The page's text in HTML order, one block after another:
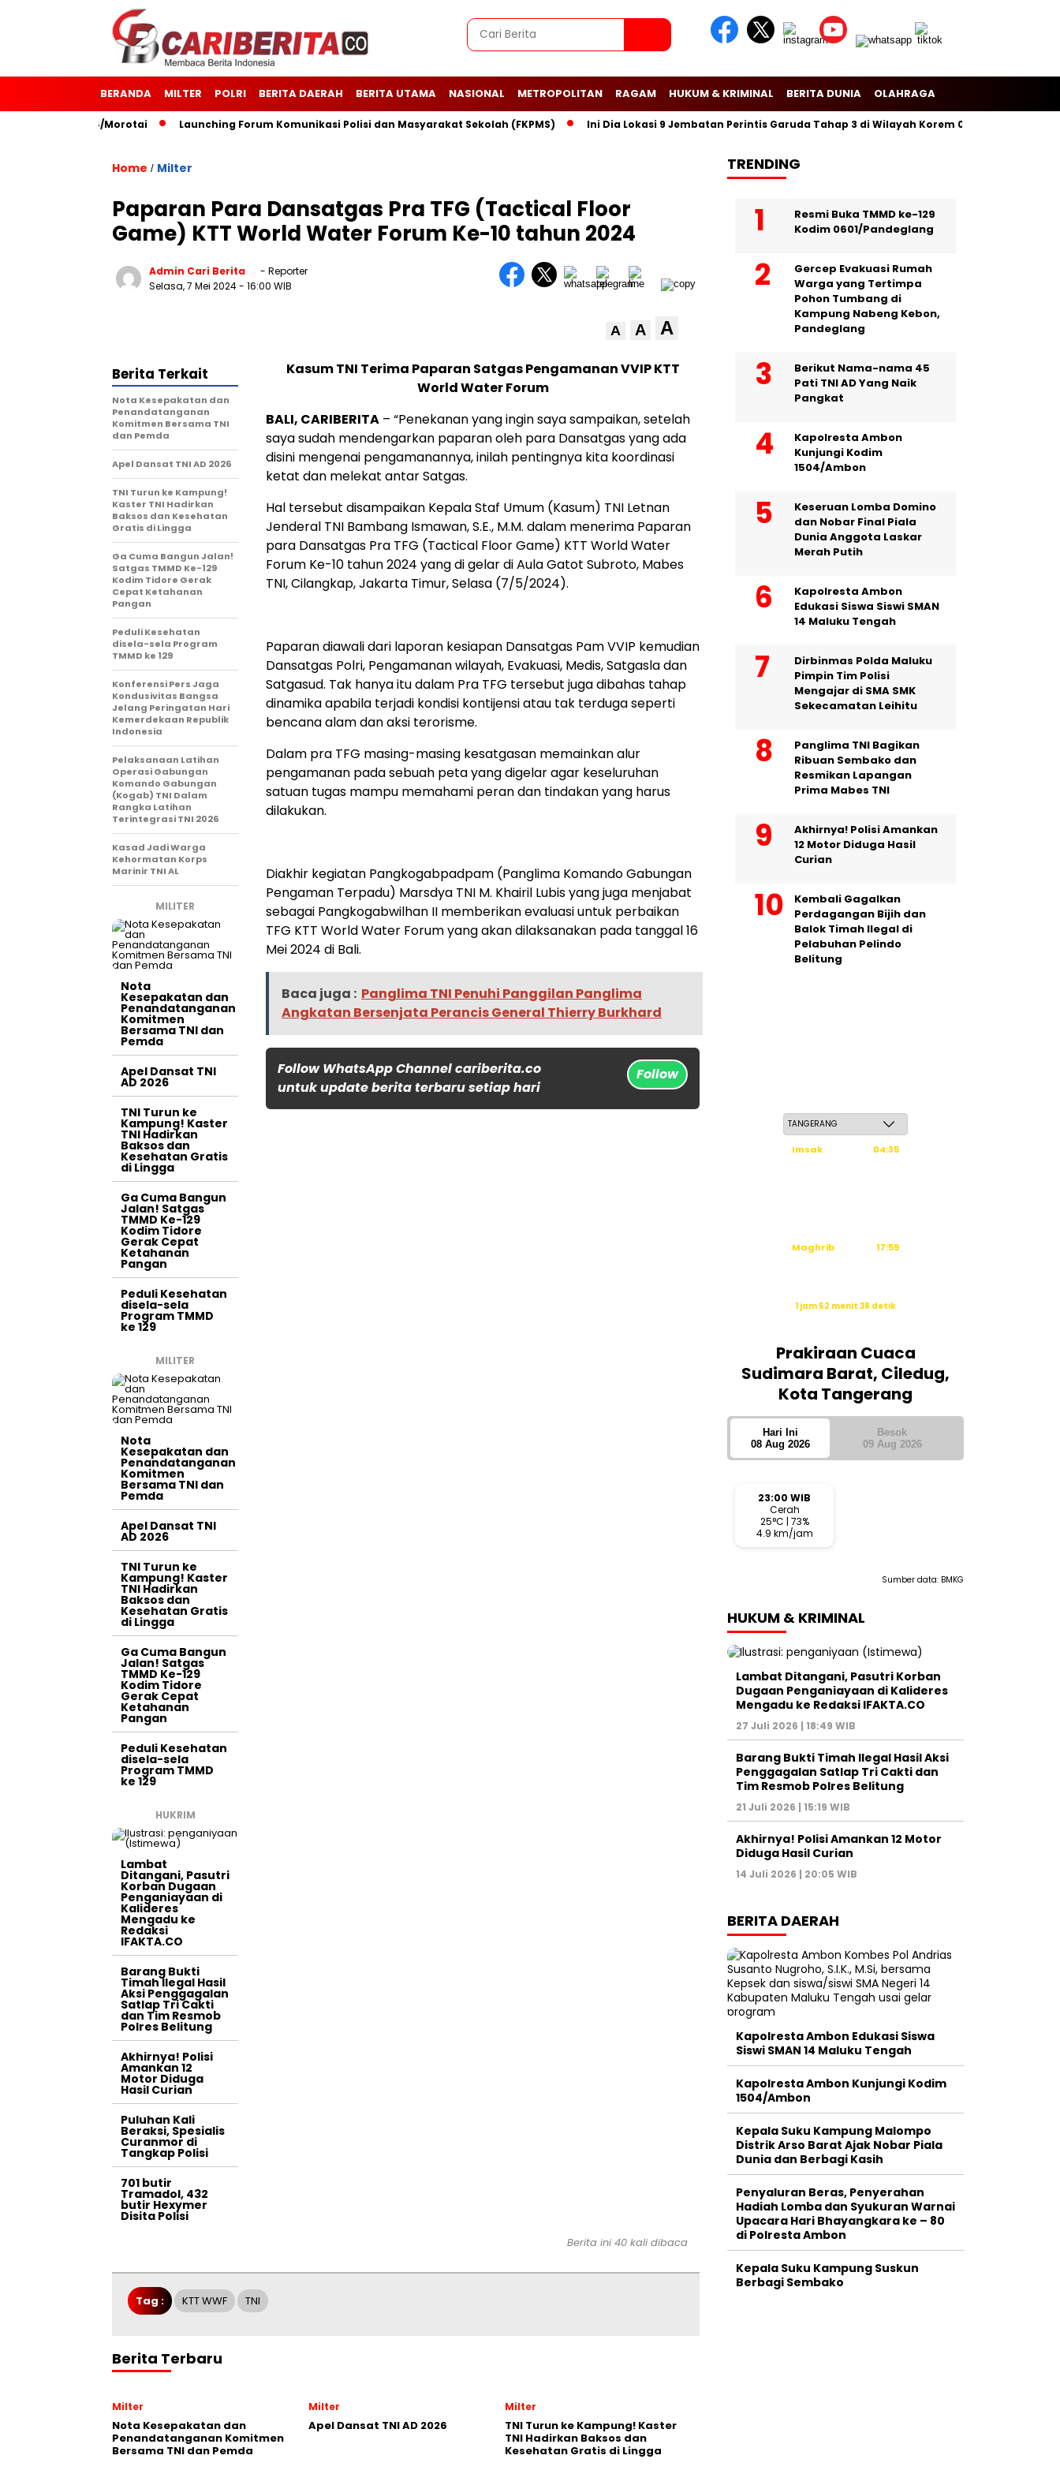
BERANDA MILTER POLRI BERITA DAERAH BERITA UTAMA NASIONAL METROPOLITAN RAGAM HUKUM & KRIMINAL BERITA DUNIA OLAHRAGA
Kodim 1514/Morotai Launching Forum Komunikasi Polisi dan Masyarakat Sekolah (FKPMS) Ini Dia Lokasi 9 Jembatan Perintis Garuda Tahap 3 di Wilayah Korem 081/Dsj
Home / Milter
Paparan Para Dansatgas Pra TFG (Tactical Floor
Game) KTT World Water Forum Ke-10 tahun 2024
Admin Cari Berita
- Reporter
Selasa, 7 Mei 2024- 16:00 WIB
A A A
Kasum TNI Terima Paparan Satgas Pengamanan VVIP KTT
World Water Forum
BALI, CARIBERITA – “Penekanan yang ingin saya sampaikan, setelah
saya sudah mendengarkan paparan oleh para Dansatgas yang ada
disini mengenai pengamanannya, inilah pentingnya kita koordinasi
ketat dan melekat antar Satgas.
Hal tersebut disampaikan Kepala Staf Umum (Kasum) TNI Letnan
Jenderal TNI Bambang Ismawan, S.E., M.M. dalam menerima Paparan
para Dansatgas Pra TFG (Tactical Floor Game) KTT World Water
Forum Ke-10 tahun 2024 yang di gelar di Aula Gatot Subroto, Mabes
TNI, Cilangkap, Jakarta Timur, Selasa (7/5/2024).
Paparan diawali dari laporan kesiapan Dansatgas Pam VVIP kemudian
Dansatgas Polri, Pengamanan wilayah, Evakuasi, Medis, Satgasla dan
Satgasud. Tak hanya itu dalam Pra TFG tersebut juga dibahas tahap
dinamika apabila terjadi kondisi kontijensi atau tak terduga seperti
bencana alam dan aksi terorisme.
Dalam pra TFG masing-masing kesatgasan memainkan alur
pengamanan pada sebuah peta yang digelar agar keseluruhan
satuan tugas mampu memahami peran dan tindakan yang harus
dilakukan.
Diakhir kegiatan Pangkogabpadpam (Panglima Komando Gabungan
Pengaman Terpadu) Marsdya TNI M. Khairil Lubis yang juga menjabat
sebagai Pangkogabwilhan II memberikan evaluasi untuk perbaikan
TFG KTT World Water Forum yang akan dilaksanakan pada tanggal 16
Mei 2024 di Bali.
Baca juga : Panglima TNI Penuhi Panggilan Panglima
Angkatan Bersenjata Perancis General Thierry Burkhard
Follow WhatsApp Channel cariberita.co
untuk update berita terbaru setiap hari
Follow
Berita Terkait
Nota Kesepakatan dan
Penandatanganan
Komitmen Bersama TNI
dan Pemda
Apel Dansat TNI AD 2026
TNI Turun ke Kampung!
Kaster TNI Hadirkan
Baksos dan Kesehatan
Gratis di Lingga
Ga Cuma Bangun Jalan!
Satgas TMMD Ke-129
Kodim Tidore Gerak
Cepat Ketahanan
Pangan
Peduli Kesehatan
disela-sela Program
TMMD ke 129
Konferensi Pers Jaga
Kondusivitas Bangsa
Jelang Peringatan Hari
Kemerdekaan Republik
Indonesia
Pelaksanaan Latihan
Operasi Gabungan
Komando Gabungan
(Kogab) TNI Dalam
Rangka Latihan
Terintegrasi TNI 2026
Kasad Jadi Warga
Kehormatan Korps
Marinir TNI AL
MILITER
Nota
Kesepakatan dan
Penandatanganan
Komitmen
Bersama TNI dan
Pemda
Apel Dansat TNI
AD 2026
TNI Turun ke
Kampung! Kaster
TNI Hadirkan
Baksos dan
Kesehatan Gratis
di Lingga
Ga Cuma Bangun
Jalan! Satgas
TMMD Ke-129
Kodim Tidore
Gerak Cepat
Ketahanan
Pangan
Peduli Kesehatan
disela-sela
Program TMMD
ke 129
MILITER
Nota
Kesepakatan dan
Penandatanganan
Komitmen
Bersama TNI dan
Pemda
Apel Dansat TNI
AD 2026
TNI Turun ke
Kampung! Kaster
TNI Hadirkan
Baksos dan
Kesehatan Gratis
di Lingga
Ga Cuma Bangun
Jalan! Satgas
TMMD Ke-129
Kodim Tidore
Gerak Cepat
Ketahanan
Pangan
Peduli Kesehatan
disela-sela
Program TMMD
ke 129
HUKRIM
Lambat
Ditangani, Pasutri
Korban Dugaan
Penganiayaan di
Kalideres
Mengadu ke
Redaksi
IFAKTA.CO
Barang Bukti
Timah Ilegal Hasil
Aksi Penggagalan
Satlap Tri Cakti
dan Tim Resmob
Polres Belitung
Akhirnya! Polisi
Amankan 12
Motor Diduga
Hasil Curian
Puluhan Kali
Beraksi, Spesialis
Curanmor di
Tangkap Polisi
701 butir
Tramadol, 432
butir Hexymer
Disita Polisi
Berita ini 40 kali dibaca
Tag : KTT WWF TNI
Berita Terbaru
Milter
Nota Kesepakatan dan
Penandatanganan Komitmen
Bersama TNI dan Pemda
Milter
Apel Dansat TNI AD 2026
Milter
TNI Turun ke Kampung! Kaster
TNI Hadirkan Baksos dan
Kesehatan Gratis di Lingga
TRENDING
Resmi Buka TMMD ke-129
Kodim 0601/Pandeglang
Gercep Evakuasi Rumah
Warga yang Tertimpa
Pohon Tumbang di
Kampung Nabeng Kebon,
Pandeglang
Berikut Nama-nama 45
Pati TNI AD Yang Naik
Pangkat
Kapolresta Ambon
Kunjungi Kodim
1504/Ambon
Keseruan Lomba Domino
dan Nobar Final Piala
Dunia Anggota Laskar
Merah Putih
Kapolresta Ambon
Edukasi Siswa Siswi SMAN
14 Maluku Tengah
Dirbinmas Polda Maluku
Pimpin Tim Polisi
Mengajar di SMA SMK
Sekecamatan Leihitu
Panglima TNI Bagikan
Ribuan Sembako dan
Resmikan Lapangan
Prima Mabes TNI
Akhirnya! Polisi Amankan
12 Motor Diduga Hasil
Curian
Kembali Gagalkan
Perdagangan Bijih dan
Balok Timah Ilegal di
Pelabuhan Pelindo
Belitung
Imsak
04:35
Maghrib
17:59
1 jam 52 menit 37 detik
Prakiraan Cuaca
Sudimara Barat, Ciledug,
Kota Tangerang
Hari Ini
08 Aug 2026
Besok
09 Aug 2026
23:00 WIB
Cerah
25°C | 73%
4.9 km/jam
Sumber data: BMKG
HUKUM & KRIMINAL
Lambat Ditangani, Pasutri Korban
Dugaan Penganiayaan di Kalideres
Mengadu ke Redaksi IFAKTA.CO
27 Juli 2026 | 18:49 WIB
Barang Bukti Timah Ilegal Hasil Aksi
Penggagalan Satlap Tri Cakti dan
Tim Resmob Polres Belitung
21 Juli 2026 | 15:19 WIB
Akhirnya! Polisi Amankan 12 Motor
Diduga Hasil Curian
14 Juli 2026 | 20:05 WIB
BERITA DAERAH
Kapolresta Ambon Edukasi Siswa
Siswi SMAN 14 Maluku Tengah
Kapolresta Ambon Kunjungi Kodim
1504/Ambon
Kepala Suku Kampung Malompo
Distrik Arso Barat Ajak Nobar Piala
Dunia dan Berbagi Kasih
Penyaluran Beras, Penyerahan
Hadiah Lomba dan Syukuran Warnai
Upacara Hari Bhayangkara ke – 80
di Polresta Ambon
Kepala Suku Kampung Suskun
Berbagi Sembako